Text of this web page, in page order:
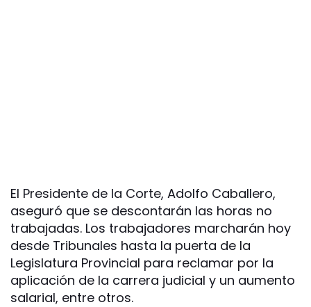
El Presidente de la Corte, Adolfo Caballero,
aseguró que se descontarán las horas no
trabajadas. Los trabajadores marcharán hoy
desde Tribunales hasta la puerta de la
Legislatura Provincial para reclamar por la
aplicación de la carrera judicial y un aumento
salarial, entre otros.